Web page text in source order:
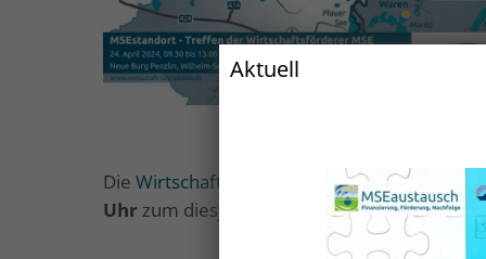
Die Wirtschaftsförderung Mecklenburgische
Uhr zum diesjährigen Treffen der
Aktuell